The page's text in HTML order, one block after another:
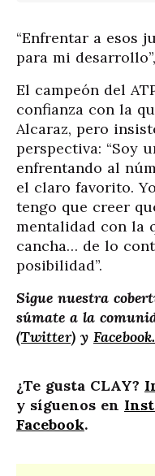
“Enfrentar a esos
para mi
El campeón del
confianza con la
Alcaraz, pero
perspectiva: “Soy
enfrentando al
el claro favorito.
tengo que creer
mentalidad con la
cancha… de lo
posibilidad”.
Sigue nuestra
súmate a la
(Twitter) y Facebook.
¿Te gusta CLAY?
y síguenos en
Facebook.